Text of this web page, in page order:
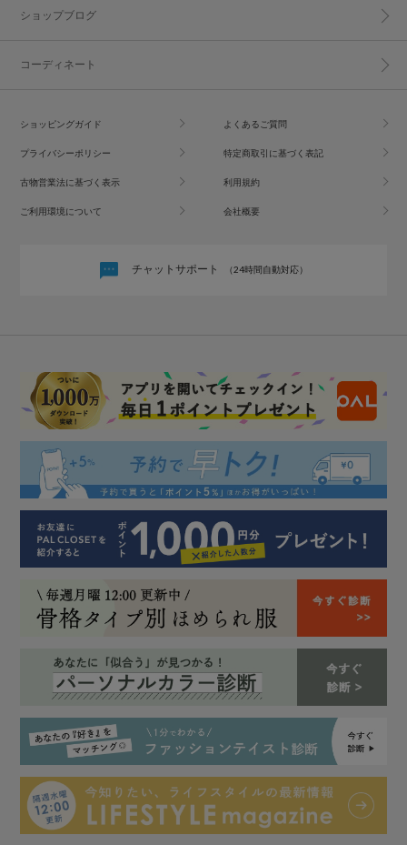
ショップブログ
コーディネート
ショッピングガイド よくあるご質問
プライバシーポリシー 特定商取引に基づく表記
古物営業法に基づく表示 利用規約
ご利用環境について 会社概要
チャットサポート （24時間自動対応）